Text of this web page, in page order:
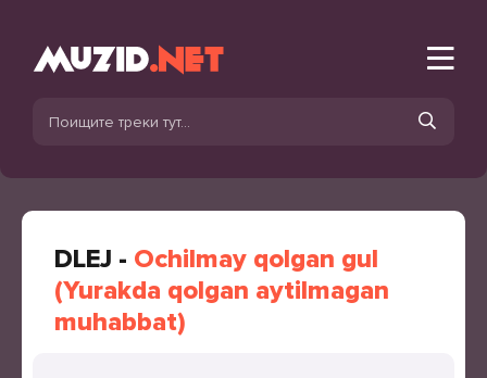
DLEJ - Ochilmay qolgan gul
(Yurakda qolgan aytilmagan
muhabbat)